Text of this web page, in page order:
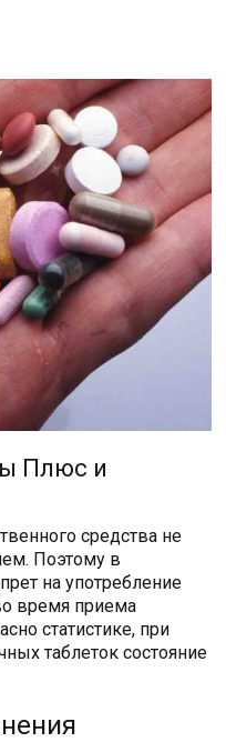
Плюс и
средства не
Поэтому в
на употребление
время приема
статистике, при
таблеток состояние